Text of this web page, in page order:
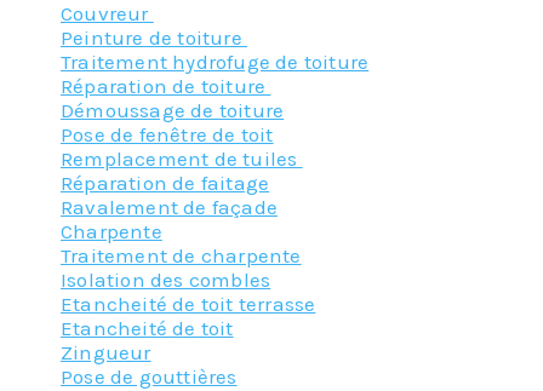
Couvreur
Peinture de toiture
Traitement hydrofuge de toiture
Réparation de toiture
Démoussage de toiture
Pose de fenêtre de toit
Remplacement de tuiles
Réparation de faitage
Ravalement de façade
Charpente
Traitement de charpente
Isolation des combles
Etancheité de toit terrasse
Etancheité de toit
Zingueur
Pose de gouttières